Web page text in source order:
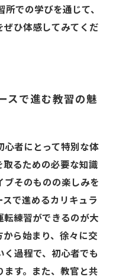
での学びを通じて、
ぜひ体感してみてくだ
スで進む教習の魅
心者にとって特別な体
るための必要な知識
ブそのものの楽しみを
で進めるカリキュラ
転練習ができるのが大
ら始まり、徐々に交
過程で、初心者でも
ます。また、教官と共